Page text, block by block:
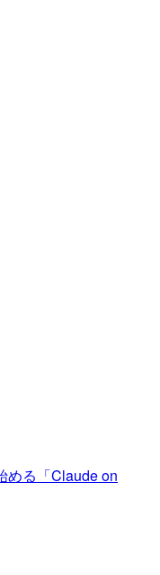
める「Claude on